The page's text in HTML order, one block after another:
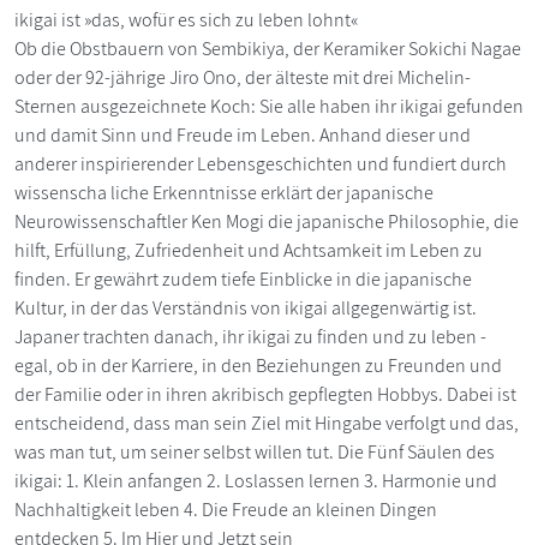
ikigai ist »das, wofür es sich zu leben lohnt«
Ob die Obstbauern von Sembikiya, der Keramiker Sokichi Nagae
oder der 92-jährige Jiro Ono, der älteste mit drei Michelin-
Sternen ausgezeichnete Koch: Sie alle haben ihr ikigai gefunden
und damit Sinn und Freude im Leben. Anhand dieser und
anderer inspirierender Lebensgeschichten und fundiert durch
wissenscha liche Erkenntnisse erklärt der japanische
Neurowissenschaftler Ken Mogi die japanische Philosophie, die
hilft, Erfüllung, Zufriedenheit und Achtsamkeit im Leben zu
finden. Er gewährt zudem tiefe Einblicke in die japanische
Kultur, in der das Verständnis von ikigai allgegenwärtig ist.
Japaner trachten danach, ihr ikigai zu finden und zu leben -
egal, ob in der Karriere, in den Beziehungen zu Freunden und
der Familie oder in ihren akribisch gepflegten Hobbys. Dabei ist
entscheidend, dass man sein Ziel mit Hingabe verfolgt und das,
was man tut, um seiner selbst willen tut. Die Fünf Säulen des
ikigai: 1. Klein anfangen 2. Loslassen lernen 3. Harmonie und
Nachhaltigkeit leben 4. Die Freude an kleinen Dingen
entdecken 5. Im Hier und Jetzt sein